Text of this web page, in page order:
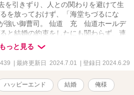
を引きずり、人との関わりを避けて生
を放っておけず、「海堂ちづるにな
強い御曹司。 仙道 充 仙道ホールデ
と結婚の約束をしたにも関わらず、連
し、日本に戻って来た時にはちづるは
談相手である充はちづると再会を果た
に動揺する。 間宮ちづるは襲われそう
し出る。ちづるを襲った相手によって
れる。それを救ってくれたのが仙道
もっと見る
| 最終更新日 2024.7.01 | 登録日 2024.6.29
ハッピーエンド 結婚 俺様